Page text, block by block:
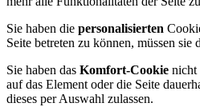
Sie haben die personalisierten
Seite betreten zu können, müssen sie
Sie haben das Komfort-Cookie nicht
auf das Element oder die Seite
dieses per Auswahl zulassen.